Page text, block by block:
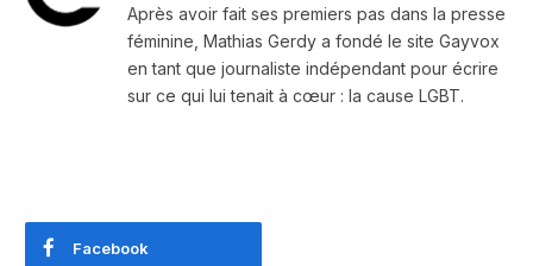
Après avoir fait ses premiers pas dans la presse
féminine, Mathias Gerdy a fondé le site Gayvox
en tant que journaliste indépendant pour écrire
sur ce qui lui tenait à cœur : la cause LGBT.
Facebook